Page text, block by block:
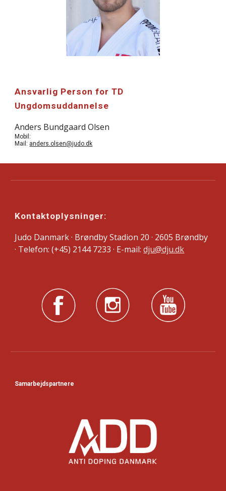
Ansvarlig Person for TD
Ungdomsuddannelse
Anders Bundgaard Olsen
Mobil:
Mail: anders.olsen@judo.dk
Kontaktoplysninger:
Judo Danmark · Brøndby Stadion 20 · 2605 Brøndby
· Telefon: (+45) 2144 7233 · E-mail:dju@dju.dk
Samarbejdspartnere